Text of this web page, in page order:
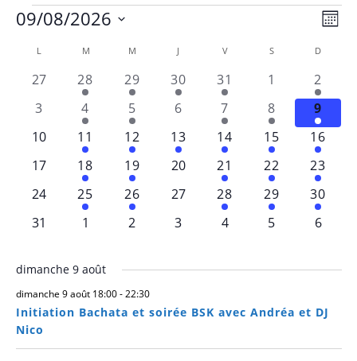
Évènements
par
Mois
09/08/2026
date.
Calendrier
Évènements
LLUNDI M M MERCREDIJ VVENDREDISSAMEDI D
0
évènements
27
1
évènement
28
2
évènements
29
2
évènements
30
2
évènements
31
0
évènements
1
1
2
0
évènements
3
1
évènement
4
2
évènements
5
0
évènements
6
3
évènements
7
3
évènements
8
1
9
0
évènements
10
1
évènement
11
2
évènements
12
1
évènement
13
2
évènements
14
2
évènements
15
1
16
0
évènements
17
1
évènement
18
2
évènements
19
0
évènements
20
2
évènements
21
2
évènements
22
1
23
0
évènements
24
1
évènement
25
2
évènements
26
0
évènements
27
2
évènements
28
2
évènements
29
1
30
0
31
0
1
0
2
0
3
0
4
0
5
0
6
dimanche 9 août
dimanche 9 août 18:00-22:30
Initiation Bachata et soirée BSK avec Andréa et DJ
Nico